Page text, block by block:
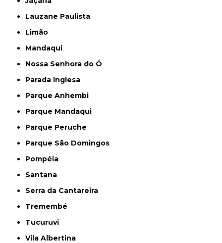
Lauzane Paulista
Limão
Mandaqui
Nossa Senhora do Ó
Parada Inglesa
Parque Anhembi
Parque Mandaqui
Parque Peruche
Parque São Domingos
Pompéia
Santana
Serra da Cantareira
Tremembé
Tucuruvi
Vila Albertina